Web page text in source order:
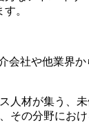
。
会社や他業界か
人材が集う、
その分野にお